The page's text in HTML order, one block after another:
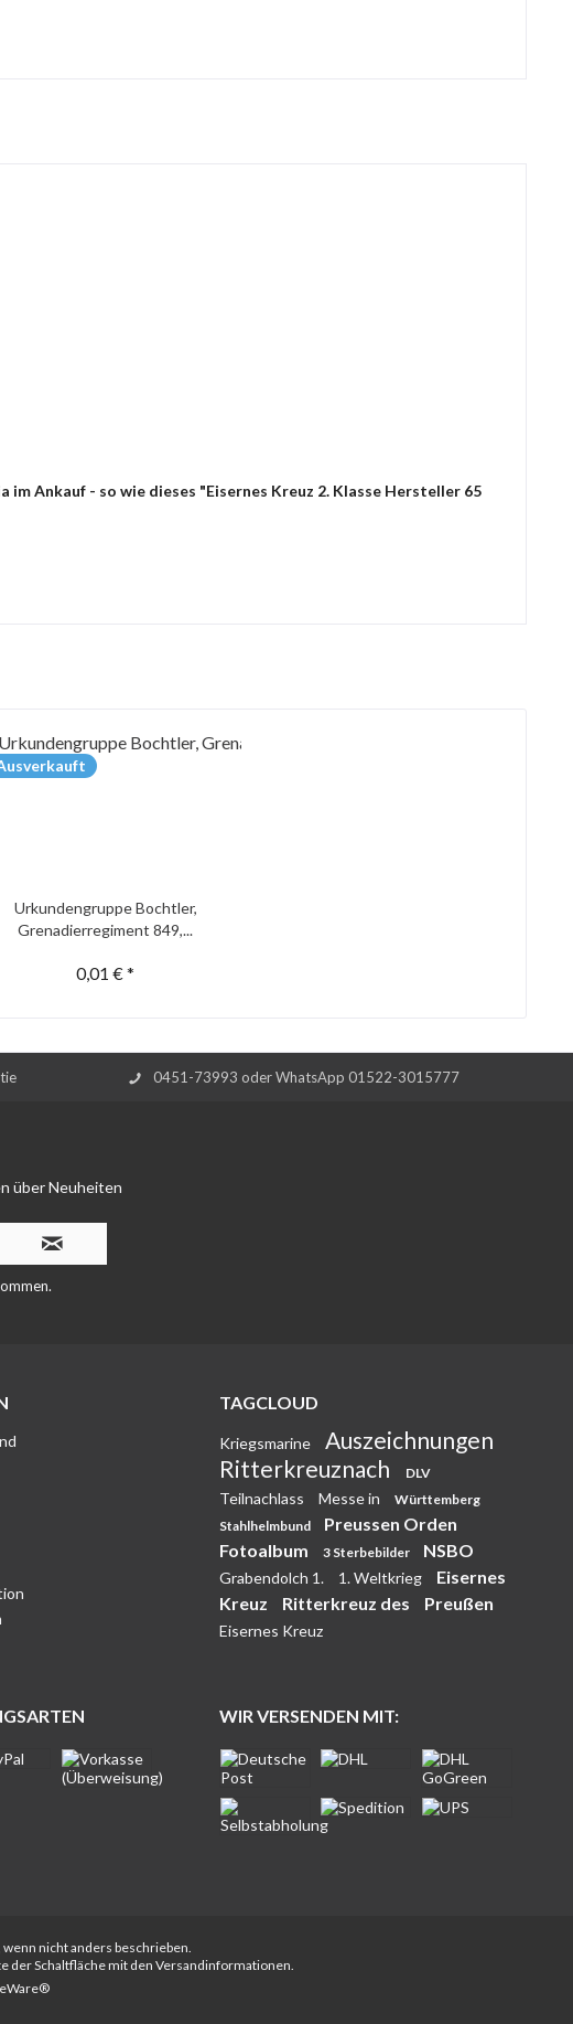
Ankauf - so wie dieses "Eisernes Kreuz 2. Klasse Hersteller 65
Urkundengruppe Bochtler,
Grenadierregiment 849,...
0,01 € *
0451-73993 oder WhatsApp 01522-3015777
über Neuheiten
TAGCLOUD
Kriegsmarine
Auszeichnungen
Ritterkreuznach
DLV
Teilnachlass Messe in
Württemberg
Stahlhelmbund
Preussen Orden
Fotoalbum
3 Sterbebilder NSBO
Grabendolch 1. 1. Weltkrieg
Eisernes
Kreuz
Ritterkreuz des Preußen
Eisernes Kreuz
WIR VERSENDEN MIT:
wenn nicht anders beschrieben.
der Schaltfläche mit den Versandinformationen.